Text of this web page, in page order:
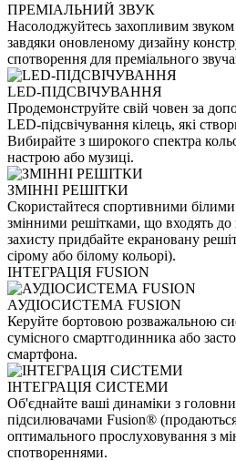
ПРЕМІАЛЬНИЙ ЗВУК
Насолоджуйтесь захопливим звуком
завдяки оновленому дизайну
спотворення для преміального
LED-ПІДСВІЧУВАННЯ
Продемонструйте свій човен за
LED-підсвічування кілець, які
Вибирайте з широкого спектра
настрою або музиці.
ЗМІННІ РЕШІТКИ
Скористайтеся спортивними
змінними решітками, що входять до
захисту придбайте екрановану
сірому або білому кольорі).
ІНТЕГРАЦІЯ FUSION
АУДІОСИСТЕМА FUSION
Керуйте бортовою розважальною
сумісного смартгодинника або
смартфона.
ІНТЕГРАЦІЯ СИСТЕМИ
Об'єднайте ваші динаміки з
підсилювачами Fusion®
оптимального прослуховування з
спотвореннями.